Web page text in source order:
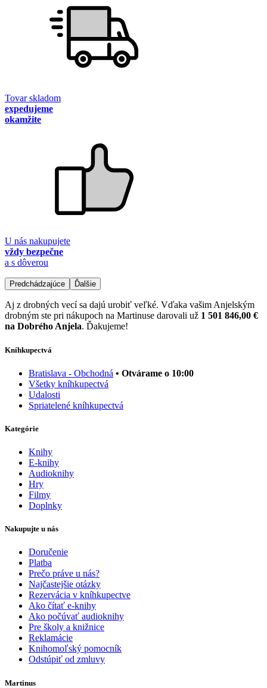
Tovar skladom
expedujeme
okamžite
U nás nakupujete
vždy bezpečne
a s dôverou
Predchádzajúce Ďalšie
Aj z drobných vecí sa dajú urobiť veľké. Vďaka vašim Anjelským
drobným ste pri nákupoch na Martinuse darovali už 1 501 846,00 €
na Dobrého Anjela. Ďakujeme!
Kníhkupectvá
Bratislava - Obchodná • Otvárame o 10:00
Všetky kníhkupectvá
Udalosti
Spriatelené kníhkupectvá
Kategórie
Knihy
E-knihy
Audioknihy
Hry
Filmy
Doplnky
Nakupujte u nás
Doručenie
Platba
Prečo práve u nás?
Najčastejšie otázky
Rezervácia v kníhkupectve
Ako čítať e-knihy
Ako počúvať audioknihy
Pre školy a knižnice
Reklamácie
Knihomoľský pomocník
Odstúpiť od zmluvy
Martinus